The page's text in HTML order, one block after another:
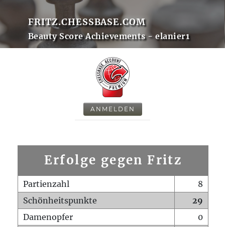
FRITZ.CHESSBASE.COM
Beauty Score Achievements - elanier1
ANMELDEN
Erfolge gegen Fritz
Partienzahl
8
Schönheitspunkte
29
Damenopfer
0